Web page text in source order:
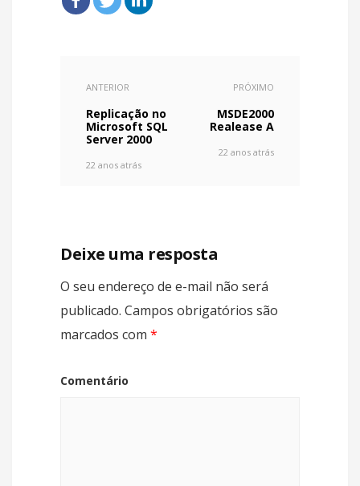
ANTERIOR
Replicação no
Microsoft SQL
Server 2000
22 anos atrás
PRÓXIMO
MSDE2000
Realease A
22 anos atrás
Deixe uma resposta
O seu endereço de e-mail não será
publicado. Campos obrigatórios são
marcados com *
Comentário